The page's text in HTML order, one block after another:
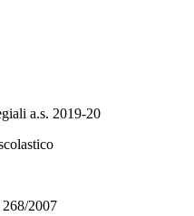
a.s. 2019-20
2007